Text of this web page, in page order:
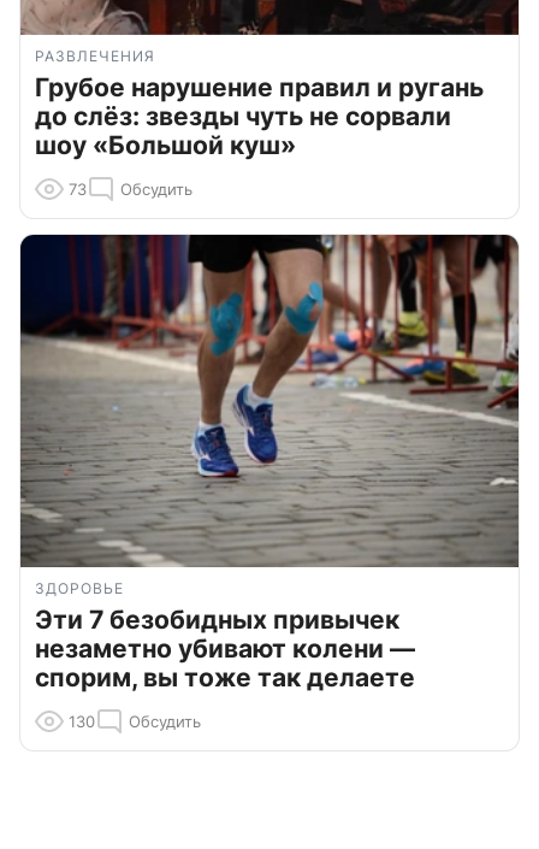
РАЗВЛЕЧЕНИЯ
Грубое нарушение правил и ругань
до слёз: звезды чуть не сорвали
шоу «Большой куш»
73 Обсудить
ЗДОРОВЬЕ
Эти 7 безобидных привычек
незаметно убивают колени —
спорим, вы тоже так делаете
130 Обсудить